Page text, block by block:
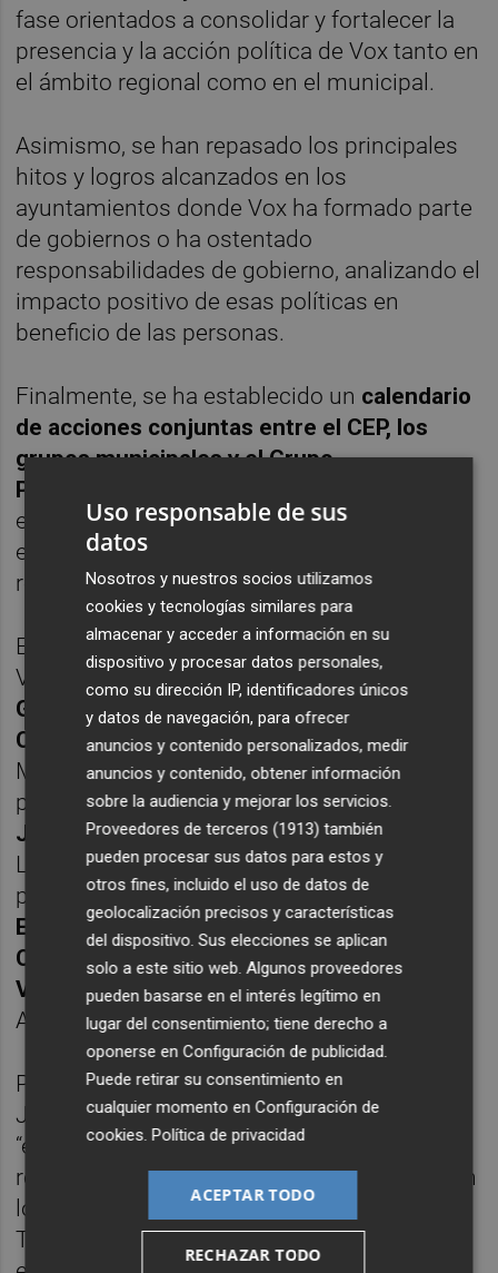
fase orientados a consolidar y fortalecer la
presencia y la acción política de Vox tanto en
el ámbito regional como en el municipal.
Asimismo, se han repasado los principales
hitos y logros alcanzados en los
ayuntamientos donde Vox ha formado parte
de gobiernos o ha ostentado
responsabilidades de gobierno, analizando el
impacto positivo de esas políticas en
beneficio de las personas.
Finalmente, se ha establecido un calendario
de acciones conjuntas entre el CEP, los
grupos municipales y el Grupo
Parlamentario en la Asamblea Regional
el objetivo de garantizar una coordinación
efectiva y una respuesta unificada ante los
retos que enfrenta la región.
En la reunión han participado el portavoz de
Vox en el Ayuntamiento de Cartagena,
Gonzalo López; la portavoz de Vox en Lorca,
Carmen Menduiña;el portavoz de Vox en
Molina de Segura,Antonio Martínez; la
portavoz de Vox en Puerto Lumbreras,
Jermary Reinaldos;la portavoz de Vox en
Las Torres de Cotillas, Isabel M.ª Zapata;
portavoz de Vox en La Unión,Isabel M.ª
Egea
; el portavoz de Vox en Cieza,Jesús
Castaño; el portavoz de Vox en Yecla;
Vicente Quiles;y el portavoz de Vox en el
Ayuntamiento de Alguazas;Miguel Delgado.
Por su parte, el nuevo presidente del CEP,
José Manuel Pancorbo, ha puesto en valor
“el extraordinario trabajo que están
realizando los grupos municipales de Vox en
los distintos ayuntamientos de la Región”.
Tal y como ha asegurado, “día a día, con
Uso responsable de sus
datos
Nosotros y nuestros socios utilizamos
cookies y tecnologías similares para
almacenar y acceder a información en su
dispositivo y procesar datos personales,
como su dirección IP, identificadores únicos
y datos de navegación, para ofrecer
anuncios y contenido personalizados, medir
anuncios y contenido, obtener información
sobre la audiencia y mejorar los servicios.
Proveedores de terceros (1913) también
pueden procesar sus datos para estos y
otros fines, incluido el uso de datos de
geolocalización precisos y características
del dispositivo. Sus elecciones se aplican
solo a este sitio web. Algunos proveedores
pueden basarse en el interés legítimo en
lugar del consentimiento; tiene derecho a
oponerse enConfiguración de publicidad
Puede retirar su consentimiento en
cualquier momento enConfiguración de
cookies .Política de privacidad
ACEPTAR TODO
RECHAZAR TODO